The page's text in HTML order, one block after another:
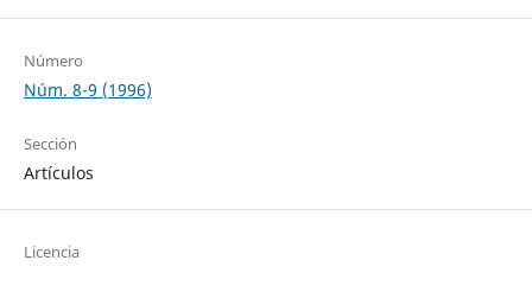
Número
Núm. 8-9 (1996)
Sección
Artículos
Licencia